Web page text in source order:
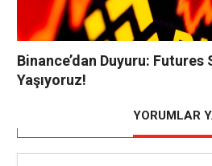
Binance’dan Duyuru:
Yaşıyoruz!
YORUMLAR